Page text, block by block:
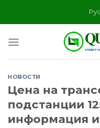
НОВОСТИ
Цена на
подстанции
информация